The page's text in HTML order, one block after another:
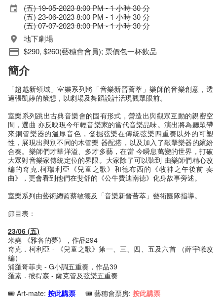
(五) 19-05-2023 8:00 PM - 1 小時 30 分
(五) 23-06-2023 8:00 PM - 1 小時 30 分
(五) 07-07-2023 8:00 PM - 1 小時 30 分
地下劇場
$290, $260(藝穗會會員); 票價包一杯飲品
簡介
「超越新領域」室樂系列將「音樂新晉薈萃」樂師的音樂創意，透
過張凱婷的策想，以劇場及舞蹈設計活現觀眾眼前。
室樂系列跳出古典音樂會的固有形式，營造出與觀眾互動的親密空
間，選曲 亦反映現今年輕音樂家的當代音樂品味。演出將為聽眾帶
來銅管樂器的溫厚音色，發掘弦樂在傳統弦樂四重奏以外的可塑
性，展現出與別不同的木管樂 器配搭，以及加入了敲擊樂器的繽紛
合奏。樂師們才華洋溢、多才多藝，在當 今瞬息萬變的世界，打破
大眾對音樂家傳統定位的界限。大家除了可以聽到 由樂師們精心改
編的奇克.柯瑞利亞《兒童之歌》和德布西的《牧神之午後前 奏
曲》，更會看到他們在斐舒的《公牛費迪南德》化身故事旁述。
室樂系列由藝術總監蔡敏德及「音樂新晉薈萃」藝術團隊指導。
節目表：
23/06 (五)
米堯 《雅各的夢》，作品294
奇克．柯利亞 - 《兒童之歌》第一、三、四、五及六首 （薛宇㬢改
編）
浦羅哥菲夫 - G小調五重奏，作品39
羅素．彼得森 - 薩克管及弦樂五重奏
🎟️ Art-mate: 按此購票 🎟️ 藝穗會票房: 按此購票